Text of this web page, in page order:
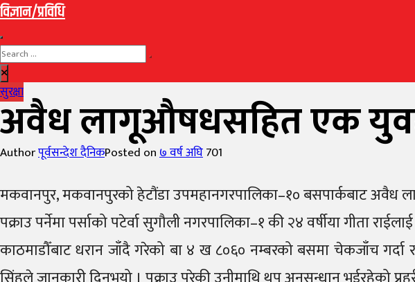
विज्ञान/प्रविधि
सुरक्षा
अवैध लागूऔषधसहित एक
Authorपूर्वसन्देश दैनिकPosted on७ वर्ष अघि701
मकवानपुर, मकवानपुरको हेटौंडा उपमहानगरपालिका–१० बसपार्कबाट
पक्राउ पर्नेमा पर्साको पटेर्वा सुगौली नगरपालिका–१ की २४ वर्षीया गीता
काठमाडौँबाट धरान जाँदै गरेको बा ४ ख ८०६० नम्बरको बसमा चेकजाँच